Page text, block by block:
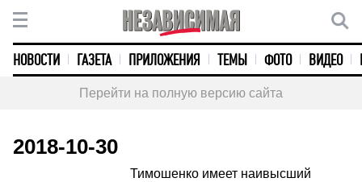
НОВОСТИ ГАЗЕТА ПРИЛОЖЕНИЯ ТЕМЫ ФОТО ВИДЕО
Перейти на полную версию сайта
2018-10-30
Тимошенко имеет наивысший